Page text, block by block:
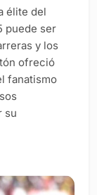
élite del
puede ser
y los
ofreció
fanatismo
su